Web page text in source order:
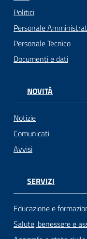
Politici
Personale
Personale Tecnico
Documenti e dati
NOVITÀ
Notizie
Comunicati
Avvisi
SERVIZI
Educazione e
Salute, benessere e